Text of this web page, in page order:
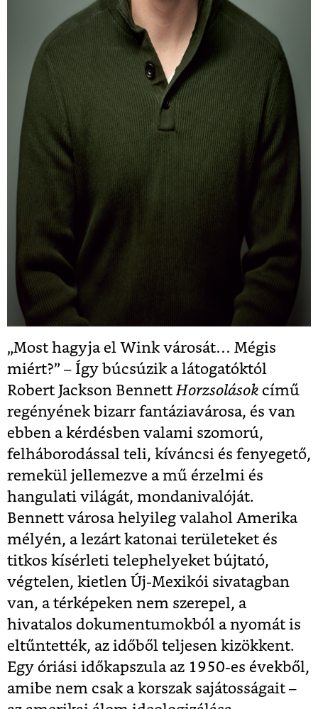
„Most hagyja el Wink városát… Mégis
miért?” – Így búcsúzik a látogatóktól
Robert Jackson Bennett Horzsolások című
regényének bizarr fantáziavárosa, és van
ebben a kérdésben valami szomorú,
felháborodással teli, kíváncsi és fenyegető,
remekül jellemezve a mű érzelmi és
hangulati világát, mondanivalóját.
Bennett városa helyileg valahol Amerika
mélyén, a lezárt katonai területeket és
titkos kísérleti telephelyeket bújtató,
végtelen, kietlen Új-Mexikói sivatagban
van, a térképeken nem szerepel, a
hivatalos dokumentumokból a nyomát is
eltűntették, az időből teljesen kizökkent.
Egy óriási időkapszula az 1950-es évekből,
amibe nem csak a korszak sajátosságait –